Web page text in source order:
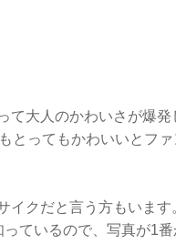
て大人のかわいさが爆発
とってもかわいいとファ
クだと言う方もいます
ているので、写真が1